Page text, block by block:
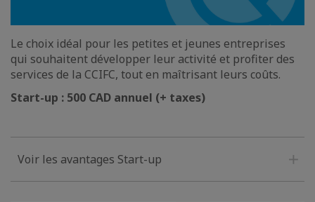
Le choix idéal pour les petites et jeunes entreprises
qui souhaitent développer leur activité et profiter des
services de la CCIFC, tout en maîtrisant leurs coûts.
Start-up : 500 CAD annuel (+ taxes)
Voir les avantages Start-up